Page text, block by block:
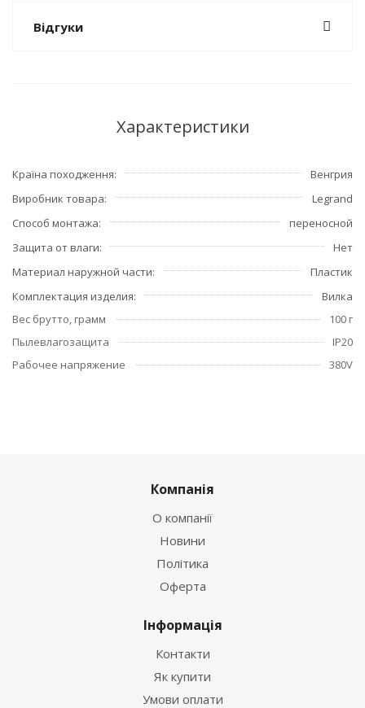
Відгуки
Характеристики
Країна походження
Венгрия
Виробник товара
Legrand
Способ монтажа
переносной
Защита от влаги
Нет
Материал наружной части
Пластик
Комплектация изделия
Вилка
Вес брутто, грамм
100 г
Пылевлагозащита
IP20
Рабочее напряжение
380V
Компанія
О компанії
Новини
Політика
Оферта
Інформація
Контакти
Як купити
Умови оплати